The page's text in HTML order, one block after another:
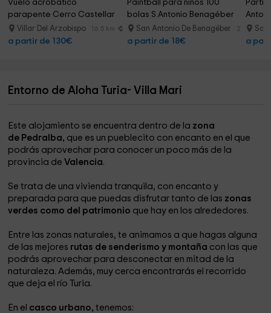
Vuelo acrobático
parapente Cerro Castellar
25 min
Villar Del Arzobispo 16.5 km
a partir de 130€
Paintball para niños 100
bolas S.Antonio Benagéber
San Antonio De Benagéber 21.0 km
a partir de 18€
San
a
Entorno de Aloha Turia- Villa Mari
Este alojamiento se encuentra dentro de la zona
de Pedralba, que es un pueblecito con encanto en el que
podrás aprovechar para conocer un poco más de la
provincia deValencia.
Se trata de una vivienda tranquila, con encanto y
preparada para que puedas disfrutar tanto de las zonas
verdes como del patrimonio que hay en los alrededores.
Entre las zonas naturales, te animamos a que hagas alguna
de las mejores rutas de senderismo y montaña con las que
podrás aprovechar para desconectar en mitad de la
naturaleza. Además, muy cerca encontrarás el recorrido
que deja el río Turia.
En el casco urbano, tenemos: